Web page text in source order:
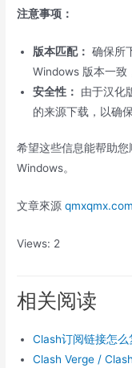
注意事项：
版本匹配： 确保所
Windows 版本一致
安全性：
由于汉化
的来源下载，以确
希望这些信息能帮助
Windows。
文章來源qmxqmx.com
Views: 2
相关阅读
Clash订阅链接怎
Clash Verge /